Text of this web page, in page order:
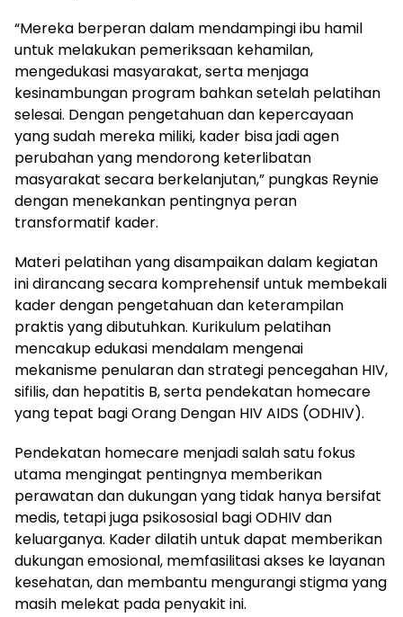
“Mereka berperan dalam mendampingi ibu hamil
untuk melakukan pemeriksaan kehamilan,
mengedukasi masyarakat, serta menjaga
kesinambungan program bahkan setelah pelatihan
selesai. Dengan pengetahuan dan kepercayaan
yang sudah mereka miliki, kader bisa jadi agen
perubahan yang mendorong keterlibatan
masyarakat secara berkelanjutan,” pungkas Reynie
dengan menekankan pentingnya peran
transformatif kader.
Materi pelatihan yang disampaikan dalam kegiatan
ini dirancang secara komprehensif untuk membekali
kader dengan pengetahuan dan keterampilan
praktis yang dibutuhkan. Kurikulum pelatihan
mencakup edukasi mendalam mengenai
mekanisme penularan dan strategi pencegahan HIV,
sifilis, dan hepatitis B, serta pendekatan homecare
yang tepat bagi Orang Dengan HIV AIDS (ODHIV).
Pendekatan homecare menjadi salah satu fokus
utama mengingat pentingnya memberikan
perawatan dan dukungan yang tidak hanya bersifat
medis, tetapi juga psikososial bagi ODHIV dan
keluarganya. Kader dilatih untuk dapat memberikan
dukungan emosional, memfasilitasi akses ke layanan
kesehatan, dan membantu mengurangi stigma yang
masih melekat pada penyakit ini.